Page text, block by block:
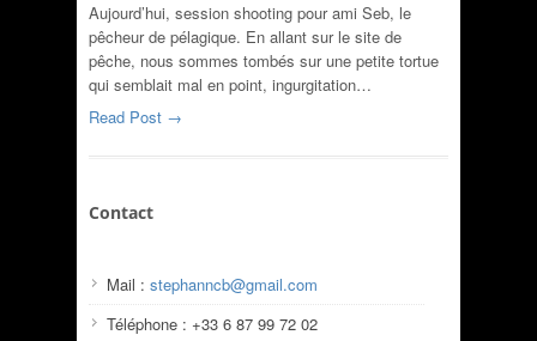
Aujourd’hui, session shooting pour ami Seb, le
pêcheur de pélagique. En allant sur le site de
pêche, nous sommes tombés sur une petite tortue
qui semblait mal en point, ingurgitation…
Read Post →
Contact
Mail : stephanncb@gmail.com
Téléphone : +33 6 87 99 72 02